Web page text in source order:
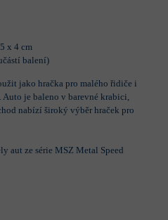
x 4 cm
balení)
jako hračka pro malého řidiče i
je baleno v barevné krabici,
nabízí široký výběr hraček pro
aut ze série MSZ Metal Speed